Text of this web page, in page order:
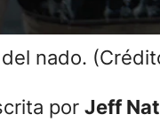
nado.
por Jeff